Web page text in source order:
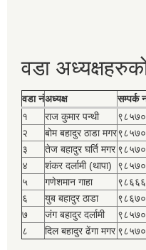
वडा
वडा नंअध्यक्ष
सम्पर्क
१
राज कुमार पन्थी
२
बोम बहादुर ठाडा मगर
३
तेज बहादुर घर्ति मगर
४
शंकर दर्लामी (थापा)
५
गणेशमान गाहा
६
युब बहादुर ठाडा
७
जंग बहादुर दर्लामी
८
दिल बहादुर ढेंगा मगर